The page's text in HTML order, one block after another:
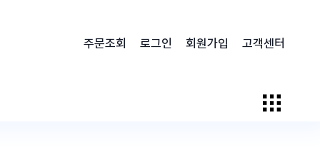
주문조회 로그인 회원가입 고객센터